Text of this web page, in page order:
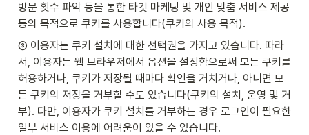
방문 횟수 파악 등을 통한 타깃 마케팅 및 개인 맞춤 서비스 제공
등의 목적으로 쿠키를 사용합니다(쿠키의 사용 목적).
③ 이용자는 쿠키 설치에 대한 선택권을 가지고 있습니다. 따라
서, 이용자는 웹 브라우저에서 옵션을 설정함으로써 모든 쿠키를
허용하거나, 쿠키가 저장될 때마다 확인을 거치거나, 아니면 모
든 쿠키의 저장을 거부할 수도 있습니다(쿠키의 설치, 운영 및 거
부). 다만, 이용자가 쿠키 설치를 거부하는 경우 로그인이 필요한
일부 서비스 이용에 어려움이 있을 수 있습니다.